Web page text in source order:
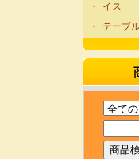
・
イス
・
テーブ